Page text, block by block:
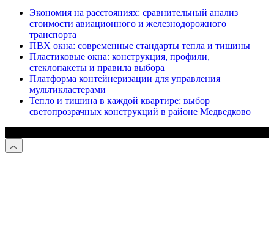
Экономия на расстояниях: сравнительный анализ
стоимости авиационного и железнодорожного
транспорта
ПВХ окна: современные стандарты тепла и тишины
Пластиковые окна: конструкция, профили,
стеклопакеты и правила выбора
Платформа контейнеризации для управления
мультикластерами
Тепло и тишина в каждой квартире: выбор
светопрозрачных конструкций в районе Медведково